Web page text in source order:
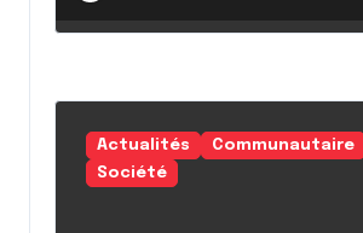
Actualités Communautaire
Société